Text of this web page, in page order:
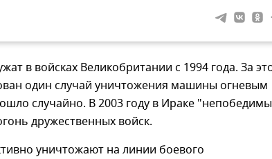
в войсках Великобритании с 1994 года. За
один случай уничтожения машины огневым
случайно. В 2003 году в Ираке
дружественных войск.
уничтожают на линии боевого